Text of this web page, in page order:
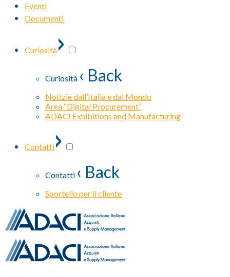
Eventi
Documenti
Curiosità›
Curiosità ‹ Back
Notizie dall’Italia e dal Mondo
Area “Digital Procurement”
ADACI Exhibitions and Manufacturing
Contatti›
Contatti ‹ Back
Sportello per il cliente